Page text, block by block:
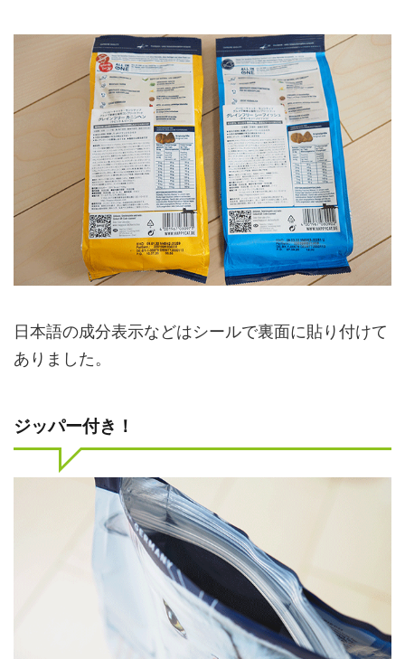
日本語の成分表示などはシールで裏面に貼り付けて
ありました。
ジッパー付き！